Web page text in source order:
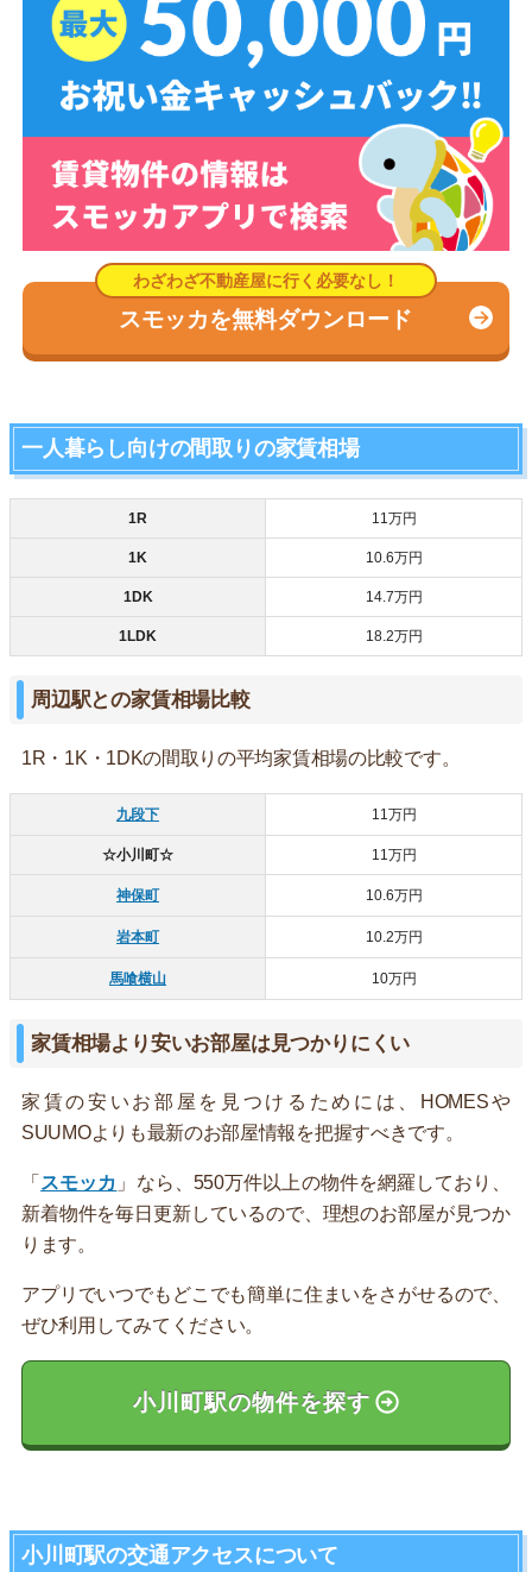
スモッカを無料ダウンロード
一人暮らし向けの間取りの家賃相場
1R 11万円
1K 10.6万円
1DK 14.7万円
1LDK 18.2万円
周辺駅との家賃相場比較
1R・1K・1DKの間取りの平均家賃相場の比較です。
九段下 11万円
☆小川町☆ 11万円
神保町 10.6万円
岩本町 10.2万円
馬喰横山 10万円
家賃相場より安いお部屋は見つかりにくい
家賃の安いお部屋を見つけるためには、HOMESや
SUUMOよりも最新のお部屋情報を把握すべきです。
「 スモッカ 」なら、550万件以上の物件を網羅しており、
新着物件を毎日更新しているので、理想のお部屋が見つか
ります。
アプリでいつでもどこでも簡単に住まいをさがせるので、
ぜひ利用してみてください。
小川町駅の物件を探す
小川町駅の交通アクセスについて